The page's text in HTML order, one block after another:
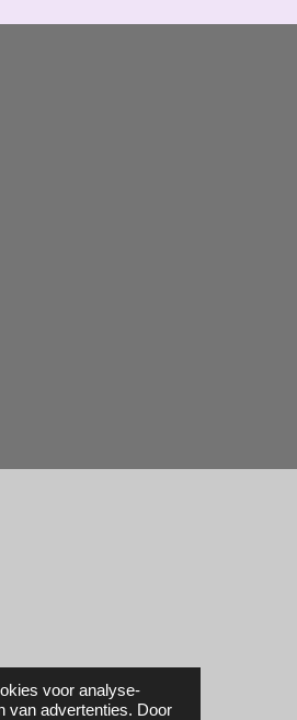
voor analyse-
van advertenties. Door